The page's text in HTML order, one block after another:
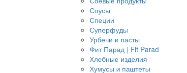
Соусы
Специи
Суперфуды
Урбечи и пасты
Фит Парад | Fit Parad
Хлебные изделия
Хумусы и паштеты